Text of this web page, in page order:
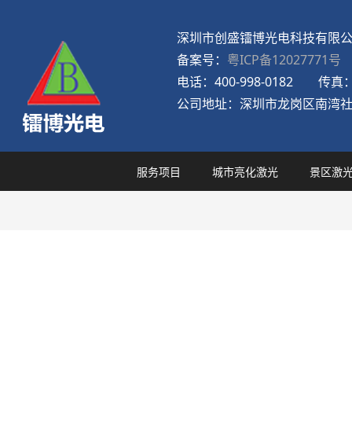
深圳市创盛镭博光电科技有限
备案号： 粤ICP备12027771号
电话： 400-998-0182 传真
公司地址： 深圳市龙岗区南湾
服务项目 城市亮化激光 景区激